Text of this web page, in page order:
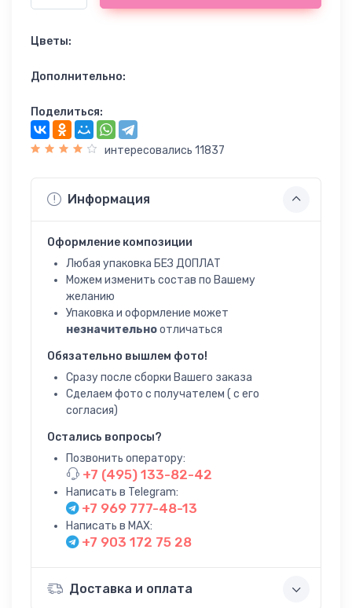
Цветы:
Дополнительно:
Поделиться:
интересовались 11837
Информация
Оформление композиции
Любая упаковка БЕЗ ДОПЛАТ
Можем изменить состав по Вашему
желанию
Упаковка и оформление может
незначительноотличаться
Обязательно вышлем фото!
Сразу после сборки Вашего заказа
Сделаем фото с получателем ( с его
согласия)
Остались вопросы?
Позвонить оператору:
+7 (495) 133-82-42
Написать в Telegram:
+7 969 777-48-13
Написать в MAX:
+7 903 172 75 28
Доставка и оплата